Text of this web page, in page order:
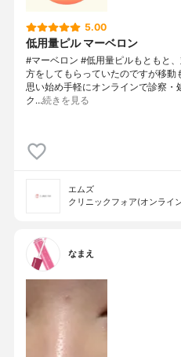
5.00
低用量ピル マーベロン
#マーベロン #低用量ピルもともと
方をしてもらっていたのですが移動
思い始め手軽にオンラインで診察・
ク…続きを見る
エムズ
クリニックフォア(オンライ
なまえ